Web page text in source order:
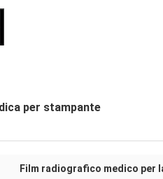
per stampante
Film radiografico medico per